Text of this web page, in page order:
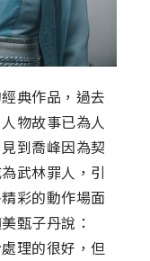
典作品，過去
物故事已為人
到喬峰因為契
武林罪人，引
彩的動作場面
甄子丹說：
理的很好，但